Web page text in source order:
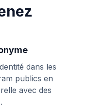
dans les
publics en
avec des